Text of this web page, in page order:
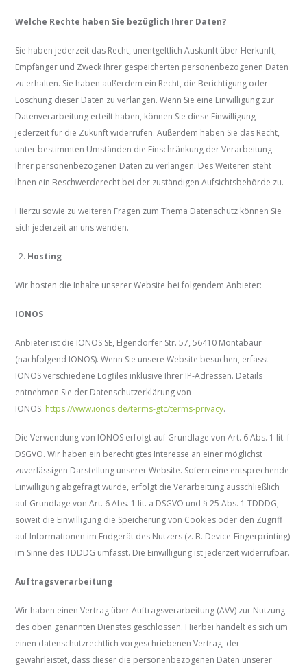
Welche Rechte haben Sie bezüglich Ihrer Daten?
Sie haben jederzeit das Recht, unentgeltlich Auskunft über Herkunft,
Empfänger und Zweck Ihrer gespeicherten personenbezogenen Daten
zu erhalten. Sie haben außerdem ein Recht, die Berichtigung oder
Löschung dieser Daten zu verlangen. Wenn Sie eine Einwilligung zur
Datenverarbeitung erteilt haben, können Sie diese Einwilligung
jederzeit für die Zukunft widerrufen. Außerdem haben Sie das Recht,
unter bestimmten Umständen die Einschränkung der Verarbeitung
Ihrer personenbezogenen Daten zu verlangen. Des Weiteren steht
Ihnen ein Beschwerderecht bei der zuständigen Aufsichtsbehörde zu.
Hierzu sowie zu weiteren Fragen zum Thema Datenschutz können Sie
sich jederzeit an uns wenden.
Hosting
Wir hosten die Inhalte unserer Website bei folgendem Anbieter:
IONOS
Anbieter ist die IONOS SE, Elgendorfer Str. 57, 56410 Montabaur
(nachfolgend IONOS). Wenn Sie unsere Website besuchen, erfasst
IONOS verschiedene Logfiles inklusive Ihrer IP-Adressen. Details
entnehmen Sie der Datenschutzerklärung von
IONOS: https://www.ionos.de/terms-gtc/terms-privacy.
Die Verwendung von IONOS erfolgt auf Grundlage von Art. 6 Abs. 1 lit. f
DSGVO. Wir haben ein berechtigtes Interesse an einer möglichst
zuverlässigen Darstellung unserer Website. Sofern eine entsprechende
Einwilligung abgefragt wurde, erfolgt die Verarbeitung ausschließlich
auf Grundlage von Art. 6 Abs. 1 lit. a DSGVO und § 25 Abs. 1 TDDDG,
soweit die Einwilligung die Speicherung von Cookies oder den Zugriff
auf Informationen im Endgerät des Nutzers (z. B. Device-Fingerprinting)
im Sinne des TDDDG umfasst. Die Einwilligung ist jederzeit widerrufbar.
Auftragsverarbeitung
Wir haben einen Vertrag über Auftragsverarbeitung (AVV) zur Nutzung
des oben genannten Dienstes geschlossen. Hierbei handelt es sich um
einen datenschutzrechtlich vorgeschriebenen Vertrag, der
gewährleistet, dass dieser die personenbezogenen Daten unserer